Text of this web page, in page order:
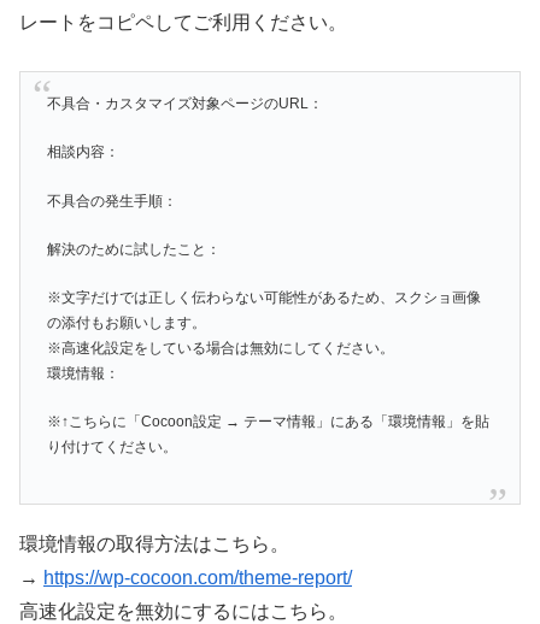
レートをコピペしてご利用ください。
不具合・カスタマイズ対象ページのURL：
相談内容：
不具合の発生手順：
解決のために試したこと：
※文字だけでは正しく伝わらない可能性があるため、スクショ画像
の添付もお願いします。
※高速化設定をしている場合は無効にしてください。
環境情報：
※↑こちらに「Cocoon設定 → テーマ情報」にある「環境情報」を貼
り付けてください。
環境情報の取得方法はこちら。
→ https://wp-cocoon.com/theme-report/
高速化設定を無効にするにはこちら。